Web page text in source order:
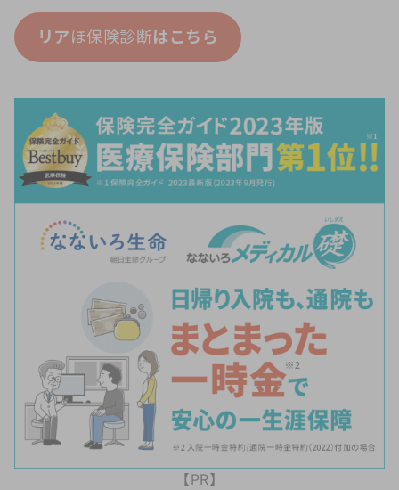
リアほ保険診断はこちら
【PR】